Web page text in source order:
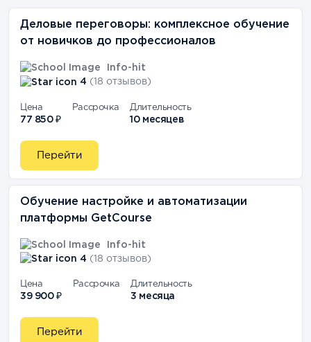
Деловые переговоры: комплексное обучение
от новичков до профессионалов
Info-hit
4 (18 отзывов)
Цена
77 850 ₽
Рассрочка Длительность
10 месяцев
Перейти
Обучение настройке и автоматизации
платформы GetCourse
Info-hit
4 (18 отзывов)
Цена
39 900 ₽
Рассрочка Длительность
3 месяца
Перейти